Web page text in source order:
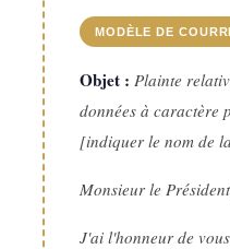
MODÈLE DE
Objet : Plainte
données à caractère
[indiquer le nom de
Monsieur le
J'ai l'honneur de